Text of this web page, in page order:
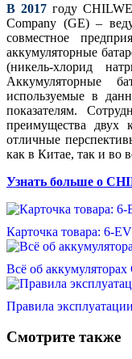
В 2017 году
Company (GE) –
совместное
аккумуляторные
(никель-хлорид
Аккумуляторные
используемые в
показателям.
преимущества двух
отличные
как в Китае, так и во
Узнать больше о
Карточка товара: 6-
Всё об
Правила
Смотрите также